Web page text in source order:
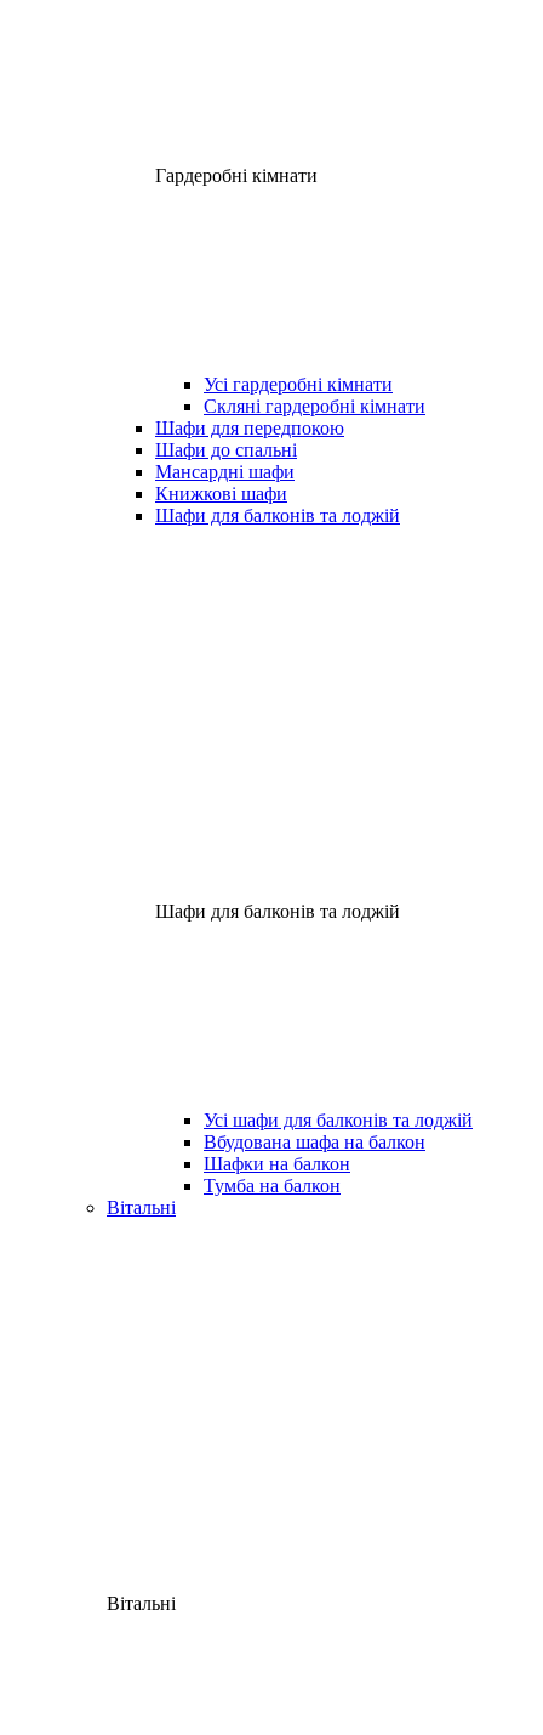
Гардеробні кімнати
Усі гардеробні кімнати
Скляні гардеробні кімнати
Шафи для передпокою
Шафи до спальні
Мансардні шафи
Книжкові шафи
Шафи для балконів та лоджій
Шафи для балконів та лоджій
Усі шафи для балконів та лоджій
Вбудована шафа на балкон
Шафки на балкон
Тумба на балкон
Вітальні
Вітальні